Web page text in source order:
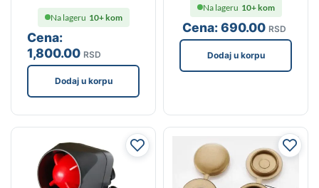
Cena:
1,800.00 RSD
Na lageru 10+ kom
Dodaj u korpu
Cena:690.00 RSD
Na lageru 10+ kom
Dodaj u korpu